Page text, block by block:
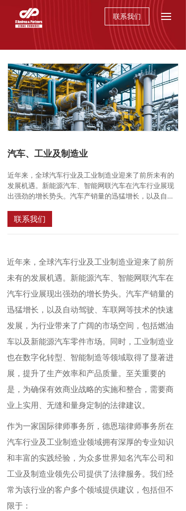
联系我们
汽车、工业及制造业
近年来，全球汽车行业及工业制造业迎来了前所未有的
发展机遇。新能源汽车、智能网联汽车在汽车行业展现
出强劲的增长势头。汽车产销量的迅猛增长，以及自动
市场空间，包括燃油车以及新能源汽车零件市场。同
时，工业制造业也在数字化转型、智能制造等领域取得
用、无缝和量身定制的法律建议。
联系我们
近年来，全球汽车行业及工业制造业迎来了前所
未有的发展机遇。新能源汽车、智能网联汽车在
汽车行业展现出强劲的增长势头。汽车产销量的
迅猛增长，以及自动驾驶、车联网等技术的快速
发展，为行业带来了广阔的市场空间，包括燃油
车以及新能源汽车零件市场。同时，工业制造业
也在数字化转型、智能制造等领域取得了显著进
展，提升了生产效率和产品质量。至关重要的
是，为确保有效商业战略的实施和整合，需要商
业上实用、无缝和量身定制的法律建议。
作为一家国际律师事务所，德恩瑞律师事务所在
汽车行业及工业制造业领域拥有深厚的专业知识
和丰富的实践经验，为众多世界知名汽车公司和
工业及制造业领先公司提供了法律服务。我们经
常为该行业的客户多个领域提供建议，包括但不
限于：